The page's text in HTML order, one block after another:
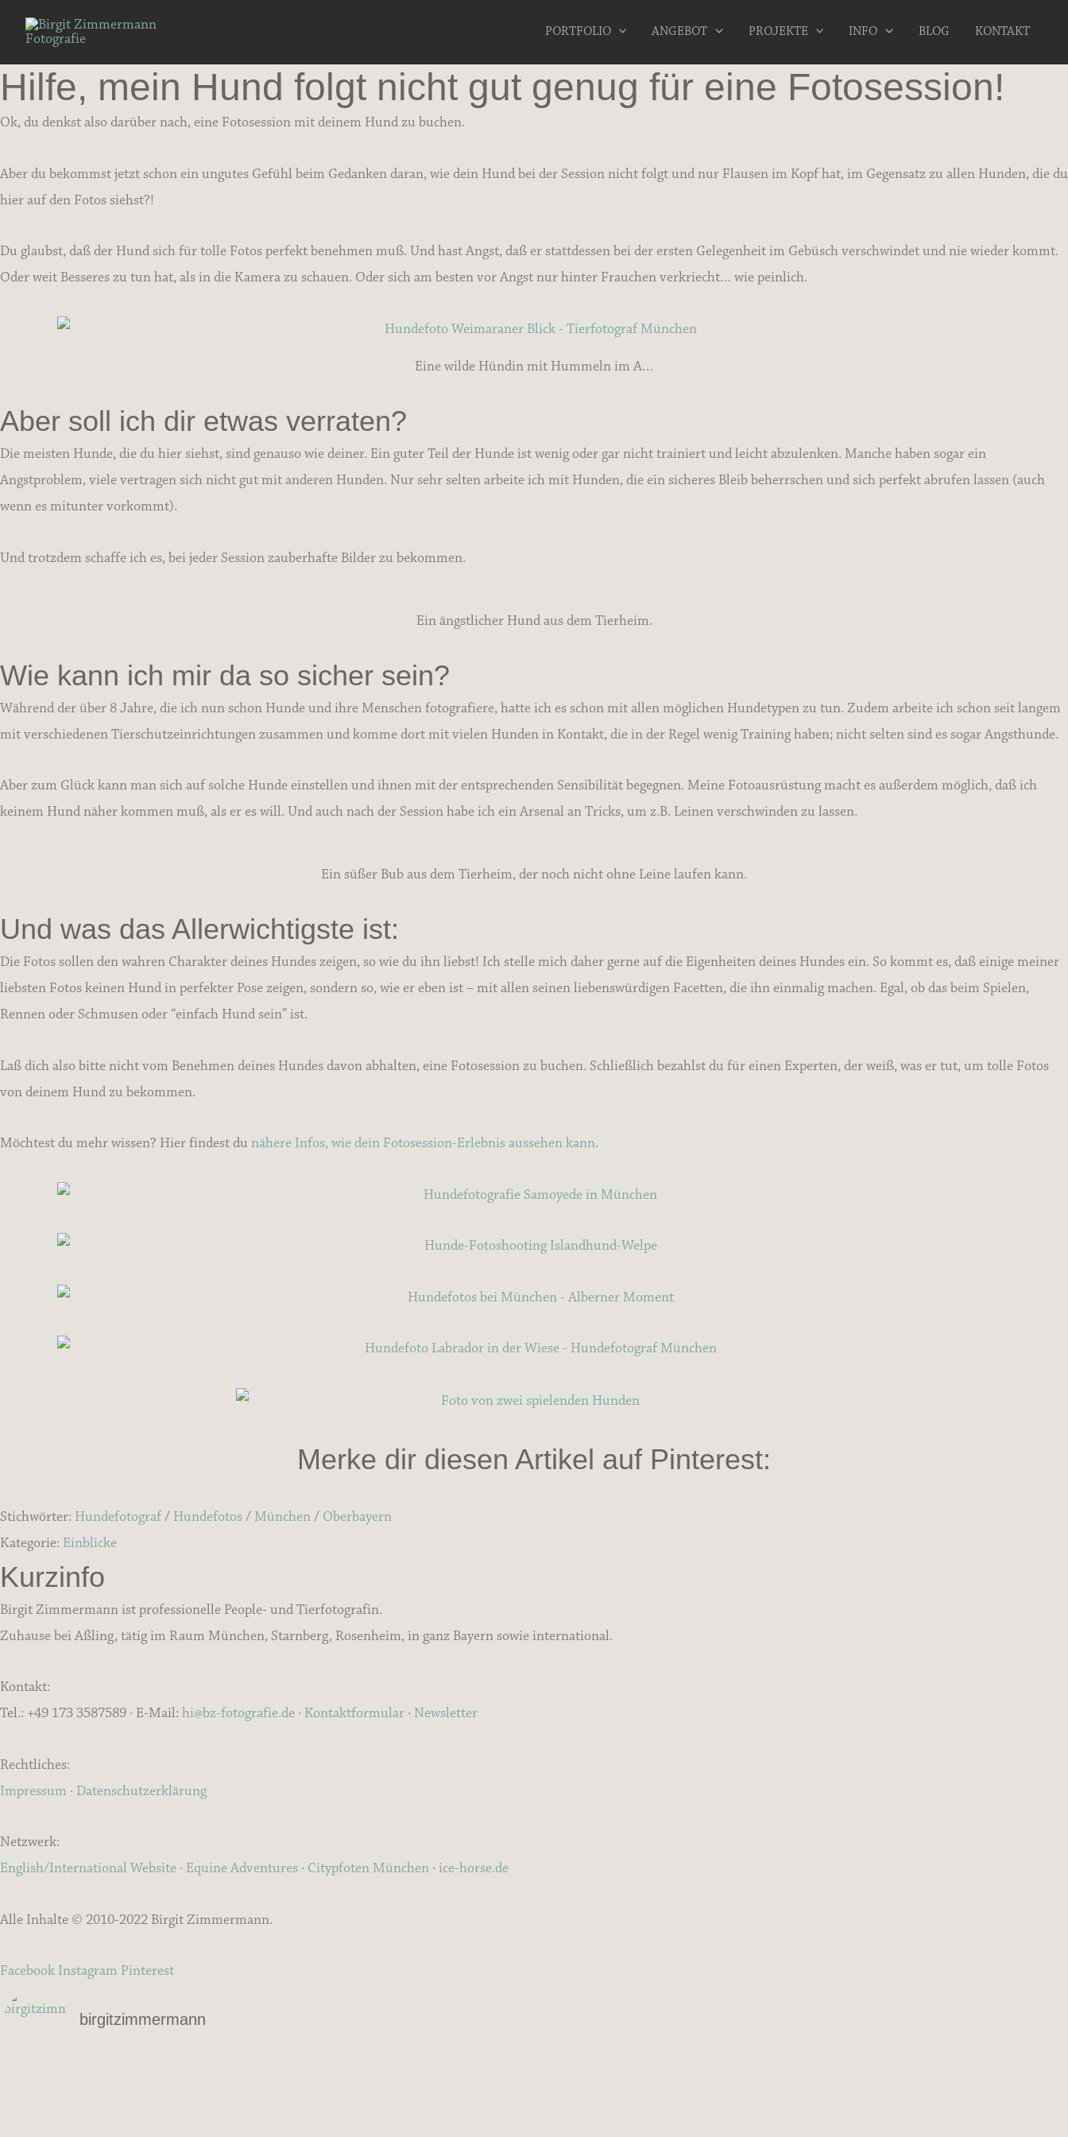
Inhalt
springen
PORTFOLIO ANGEBOT PROJEKTE INFO BLOG KONTAKT
Hilfe, mein Hund folgt nicht gut genug für eine Fotosession!
Ok, du denkst also darüber nach, eine Fotosession mit deinem Hund zu buchen.
Aber du bekommst jetzt schon ein ungutes Gefühl beim Gedanken daran, wie dein Hund bei der Session nicht folgt und nur Flausen im Kopf hat, im Gegensatz zu allen Hunden, die du
hier auf den Fotos siehst?!
Du glaubst, daß der Hund sich für tolle Fotos perfekt benehmen muß. Und hast Angst, daß er stattdessen bei der ersten Gelegenheit im Gebüsch verschwindet und nie wieder kommt.
Oder weit Besseres zu tun hat, als in die Kamera zu schauen. Oder sich am besten vor Angst nur hinter Frauchen verkriecht… wie peinlich.
Eine wilde Hündin mit Hummeln im A…
Aber soll ich dir etwas verraten?
Die meisten Hunde, die du hier siehst, sind genauso wie deiner. Ein guter Teil der Hunde ist wenig oder gar nicht trainiert und leicht abzulenken. Manche haben sogar ein
Angstproblem, viele vertragen sich nicht gut mit anderen Hunden. Nur sehr selten arbeite ich mit Hunden, die ein sicheres Bleib beherrschen und sich perfekt abrufen lassen (auch
wenn es mitunter vorkommt).
Und trotzdem schaffe ich es, bei jeder Session zauberhafte Bilder zu bekommen.
Ein ängstlicher Hund aus dem Tierheim.
Wie kann ich mir da so sicher sein?
Während der über 8 Jahre, die ich nun schon Hunde und ihre Menschen fotografiere, hatte ich es schon mit allen möglichen Hundetypen zu tun. Zudem arbeite ich schon seit langem
mit verschiedenen Tierschutzeinrichtungen zusammen und komme dort mit vielen Hunden in Kontakt, die in der Regel wenig Training haben; nicht selten sind es sogar Angsthunde.
Aber zum Glück kann man sich auf solche Hunde einstellen und ihnen mit der entsprechenden Sensibilität begegnen. Meine Fotoausrüstung macht es außerdem möglich, daß ich
keinem Hund näher kommen muß, als er es will. Und auch nach der Session habe ich ein Arsenal an Tricks, um z.B. Leinen verschwinden zu lassen.
Ein süßer Bub aus dem Tierheim, der noch nicht ohne Leine laufen kann.
Und was das Allerwichtigste ist:
Die Fotos sollen den wahren Charakter deines Hundes zeigen, so wie du ihn liebst! Ich stelle mich daher gerne auf die Eigenheiten deines Hundes ein. So kommt es, daß einige meiner
liebsten Fotos keinen Hund in perfekter Pose zeigen, sondern so, wie er eben ist – mit allen seinen liebenswürdigen Facetten, die ihn einmalig machen. Egal, ob das beim Spielen,
Rennen oder Schmusen oder “einfach Hund sein” ist.
Laß dich also bitte nicht vom Benehmen deines Hundes davon abhalten, eine Fotosession zu buchen. Schließlich bezahlst du für einen Experten, der weiß, was er tut, um tolle Fotos
von deinem Hund zu bekommen.
Möchtest du mehr wissen? Hier findest du nähere Infos, wie dein Fotosession-Erlebnis aussehen kann.
Merke dir diesen Artikel auf Pinterest:
Stichwörter: Hundefotograf/ Hundefotos/ München/ Oberbayern
Kategorie: Einblicke
Kurzinfo
Birgit Zimmermann ist professionelle People- und Tierfotografin.
Zuhause bei Aßling, tätig im Raum München, Starnberg, Rosenheim, in ganz Bayern sowie international.
Kontakt:
Tel.: +49 173 3587589 · E-Mail: hi@bz-fotografie.de · Kontaktformular · Newsletter
Rechtliches:
Impressum · Datenschutzerklärung
Netzwerk:
English/International Website · Equine Adventures · Citypfoten München · ice-horse.de
Alle Inhalte © 2010-2022 Birgit Zimmermann.
Facebook Instagram Pinterest
birgitzimmermann